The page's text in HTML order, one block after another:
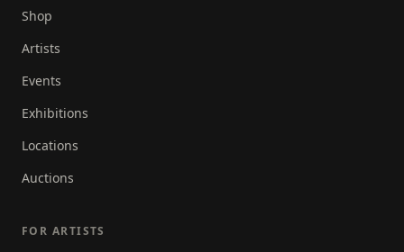
daarop een herkenbare afbeelding plaatst. Soms is
er van die achtergrond weinig meer te zien maar
stijl is niet makkelijk in één hokje te plaatsen, vrij
schilderen is waar het bij Marcus om draait. Vrij zijn
Shop
Artists
Events
Exhibitions
Locations
Auctions
FOR ARTISTS